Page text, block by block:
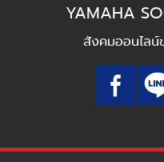
YAMAHA
สังคมออนไลน์